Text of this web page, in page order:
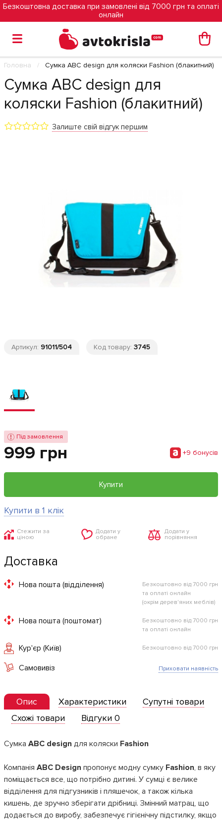
Безкоштовна доставка при замовлені від 7000 грн та оплаті
онлайн
Головна Cумка ABC design для коляски Fashion (блакитний)
Cумка ABC design для
коляски Fashion (блакитний)
Залиште свій відгук першим
Артикул: 91011/504 Код товару: 3745
Під замовлення
999 грн +9 бонусiв
Купити
Купити в 1 клік
Стежити за
ціною
Додати у
обране
Додати у
порівняння
Доставка
Нова пошта (відділення)
Безкоштовно від 7000 грн
та оплаті онлайн
(окрім дерев'яних меблів)
Нова пошта (поштомат)
Безкоштовно від 7000 грн
та оплаті онлайн
Кур'єр (Київ) Безкоштовно від 7000 грн
Самовивіз Приховати наявність
Опис Характеристики
Супутні товари
Схожі товари
Відгуки 0
Cумка ABC design для коляски Fashion
Компанія ABC Design пропонує модну сумку Fashion, в яку
поміщається все, що потрібно дитині. У сумці є велике
відділення для підгузників і пляшечок, а також кілька
кишень, де зручно зберігати дрібниці. Змінний матрац, що
додається до виробу, забезпечує гігієнічну підстилку, якщо